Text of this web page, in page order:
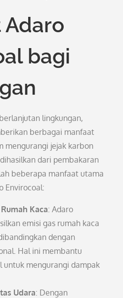
Adaro
bagi
lingkungan,
berbagai manfaat
mengurangi jejak karbon
dari pembakaran
beberapa manfaat utama
Envirocoal:
Kaca: Adaro
emisi gas rumah kaca
dengan
Hal ini membantu
untuk mengurangi dampak
Udara: Dengan